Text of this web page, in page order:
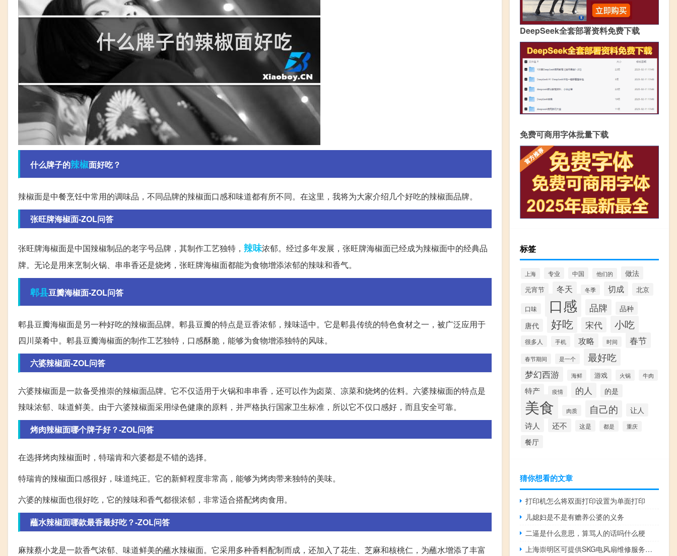
什么牌子的辣椒面好吃？
辣椒面是中餐烹饪中常用的调味品，不同品牌的辣椒面口感和味道都有所不同。在这里，我将为大家介绍几个好吃的辣椒面品牌。
张旺牌海椒面-ZOL问答
张旺牌海椒面是中国辣椒制品的老字号品牌，其制作工艺独特， 辣味浓郁。经过多年发展，张旺牌海椒面已经成为辣椒面中的经典品
牌。无论是用来烹制火锅、串串香还是烧烤，张旺牌海椒面都能为食物增添浓郁的辣味和香气。
郫县豆瓣海椒面-ZOL问答
郫县豆瓣海椒面是另一种好吃的辣椒面品牌。郫县豆瓣的特点是豆香浓郁，辣味适中。它是郫县传统的特色食材之一，被广泛应用于
四川菜肴中。郫县豆瓣海椒面的制作工艺独特，口感酥脆，能够为食物增添独特的风味。
六婆辣椒面-ZOL问答
六婆辣椒面是一款备受推崇的辣椒面品牌。它不仅适用于火锅和串串香，还可以作为卤菜、凉菜和烧烤的佐料。六婆辣椒面的特点是
辣味浓郁、味道鲜美。由于六婆辣椒面采用绿色健康的原料，并严格执行国家卫生标准，所以它不仅口感好，而且安全可靠。
烤肉辣椒面哪个牌子好？-ZOL问答
在选择烤肉辣椒面时，特瑞肯和六婆都是不错的选择。
特瑞肯的辣椒面口感很好，味道纯正。它的新鲜程度非常高，能够为烤肉带来独特的美味。
六婆的辣椒面也很好吃，它的辣味和香气都很浓郁，非常适合搭配烤肉食用。
蘸水辣椒面哪款最香最好吃？-ZOL问答
麻辣蔡小龙是一款香气浓郁、味道鲜美的蘸水辣椒面。它采用多种香料配制而成，还加入了花生、芝麻和核桃仁，为蘸水增添了丰富
DeepSeek全套部署资料免费下载
免费可商用字体批量下载
标签
上海 专业 中国 他们的 做法
元宵节 冬天 冬季 切成 北京
口味 口感 品牌
品种
唐代
好吃 宋代 小吃
很多人 手机 攻略 时间 春节
春节期间 是一个 最好吃
梦幻西游 海鲜 游戏 火锅 牛肉
特产 疫情 的人 的是
美食 肉质 自己的 让人
诗人 还不 这是 都是 重庆
餐厅
猜你想看的文章
打印机怎么将双面打印设置为单面打印
儿媳妇是不是有赡养公婆的义务
二逼是什么意思，算骂人的话吗什么梗
上海崇明区可提供SKG电风扇维修服务地址在哪